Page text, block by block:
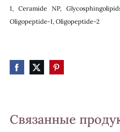
1, Ceramide NP,
Oligopeptide-1, Oligopeptide-2
Связанные